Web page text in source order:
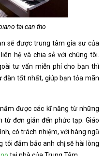
tai can tho
sẽ được trung tâm gia sư của
hệ và chia sẻ với chúng tôi.
tư vấn miễn phí cho bạn thì
đàn tốt nhất, giúp bạn tỏa mãn
được các kĩ năng từ những
từ đơn giản đến phức tạp. Giáo
có trách nhiệm, với hàng ngũ
tôi đảm bảo anh chị sẽ hài lòng